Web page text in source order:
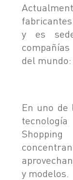
y es
del mundo:
En uno de
y modelos.